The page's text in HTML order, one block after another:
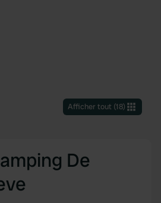
Afficher tout(18)
De